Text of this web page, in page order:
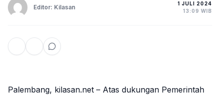
Editor: Kilasan
1 JULI 2024
13:09 WIB
Palembang, kilasan.net – Atas dukungan Pemerintah